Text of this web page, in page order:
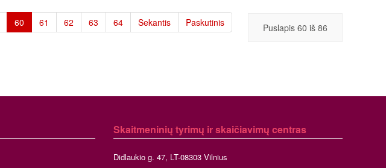
Puslapis 60 iš 86
60 61 62 63 64 Sekantis Paskutinis
Skaitmeninių tyrimų ir skaičiavimų centras
Didlaukio g. 47, LT-08303 Vilnius